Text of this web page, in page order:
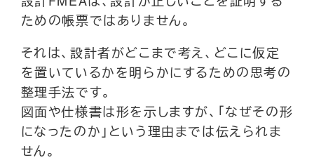
ための帳票ではありません。
それは、設計者がどこまで考え、どこに仮定
を置いているかを明らかにするための思考の
整理手法です。
図面や仕様書は形を示しますが、「なぜその形
になったのか」という理由までは伝えられま
せん。